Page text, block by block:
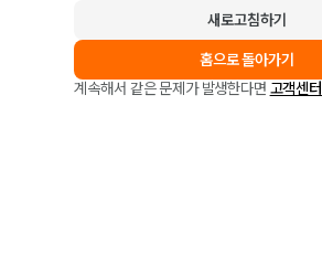
새로고침하기
홈으로 돌아가기
계속해서 같은 문제가 발생한다면 고객센터